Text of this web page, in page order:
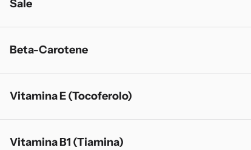
Sale
Beta-Carotene
Vitamina E (Tocoferolo)
Vitamina B1 (Tiamina)